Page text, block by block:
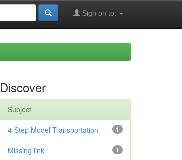
Sign on to:
Discover
Subject
1
4-Step Model Transportation
1
Missing link